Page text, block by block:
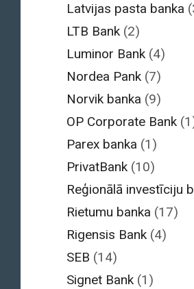
Latvijas pasta banka
LTB Bank (2)
Luminor Bank (4)
Nordea Pank (7)
Norvik banka (9)
OP Corporate Bank
Parex banka (1)
PrivatBank (10)
Reģionālā investīciju
Rietumu banka (17)
Rigensis Bank (4)
SEB (14)
Signet Bank (1)